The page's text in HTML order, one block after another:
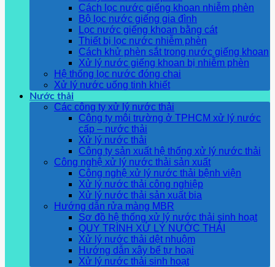
Cách lọc nước giếng khoan nhiễm phèn
Bộ lọc nước giếng gia đình
Lọc nước giếng khoan bằng cát
Thiết bị lọc nước nhiễm phèn
Cách khử phèn sắt trong nước giếng khoan
Xử lý nước giếng khoan bị nhiễm phèn
Hệ thống lọc nước đóng chai
Xử lý nước uống tinh khiết
Nước thải
Các công ty xử lý nước thải
Công ty môi trường ở TPHCM xử lý nước
cấp – nước thải
Xử lý nước thải
Công ty sản xuất hệ thống xử lý nước thải
Công nghệ xử lý nước thải sản xuất
Công nghệ xử lý nước thải bệnh viện
Xử lý nước thải công nghiệp
Xử lý nước thải sản xuất bia
Hướng dẫn rửa màng MBR
Sơ đồ hệ thống xử lý nước thải sinh hoạt
QUY TRÌNH XỬ LÝ NƯỚC THẢI
Xử lý nước thải dệt nhuộm
Hướng dẫn xây bể tự hoại
Xử lý nước thải sinh hoạt